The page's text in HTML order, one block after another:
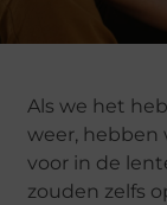
Als we het
weer, hebben
voor in de
zouden zelfs